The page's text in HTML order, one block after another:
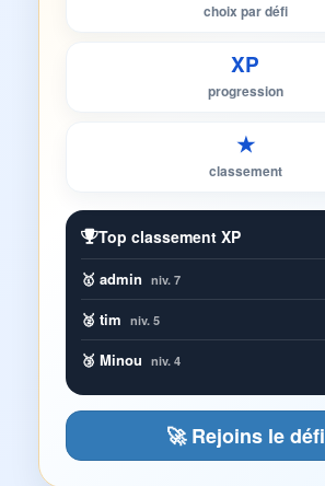
choix par défi
XP
progression
★
classement
Top classement XP
🥇 admin niv. 7
🥈 tim niv. 5
🥉 Minou niv. 4
🚀 Rejoins le défi